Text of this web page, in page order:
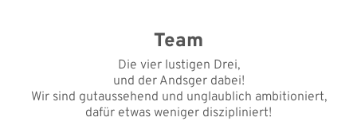
Team
Die vier lustigen Drei,
und der Andsger dabei!
Wir sind gutaussehend und unglaublich ambitioniert,
dafür etwas weniger diszipliniert!